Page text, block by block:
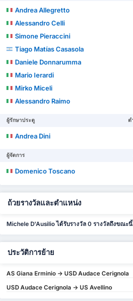
Andrea Allegretto
Alessandro Celli
Simone Pieraccini
Tiago Matías Casasola
Daniele Donnarumma
Mario Ierardi
Mirko Miceli
Alessandro Raimo
ผู้รักษาประตู ต
Andrea Dini
ผู้จัดการ
Domenico Toscano
ถ้วยรางวัลและตำแหน่ง
Michele D'Ausilio ได้รับรางวัล 0 รางวัลถึงขณะ
ประวัติการย้าย
AS Giana Erminio -> USD Audace Cerignola
USD Audace Cerignola -> US Avellino